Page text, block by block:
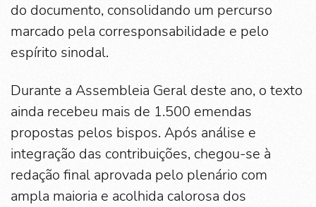
do documento, consolidando um percurso
marcado pela corresponsabilidade e pelo
espírito sinodal.
Durante a Assembleia Geral deste ano, o texto
ainda recebeu mais de 1.500 emendas
propostas pelos bispos. Após análise e
integração das contribuições, chegou-se à
redação final aprovada pelo plenário com
ampla maioria e acolhida calorosa dos